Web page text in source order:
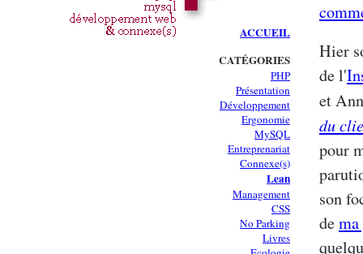
ACCUEIL
CATÉGORIES
PHP
Présentation
Développement
Ergonomie
MySQL
Entreprenariat
Connexe(s)
Lean
Management
CSS
No Parking
Livres
Hier
de l'
et
du
pour
son
de